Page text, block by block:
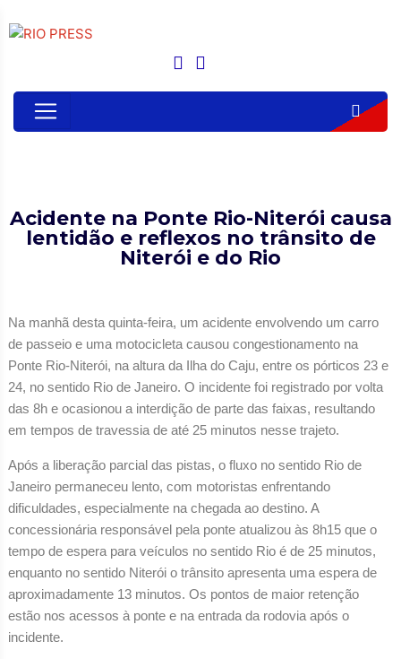
Acidente na Ponte Rio-Niterói causa
lentidão e reflexos no trânsito de
Niterói e do Rio
Na manhã desta quinta-feira, um acidente envolvendo um carro
de passeio e uma motocicleta causou congestionamento na
Ponte Rio-Niterói, na altura da Ilha do Caju, entre os pórticos 23 e
24, no sentido Rio de Janeiro. O incidente foi registrado por volta
das 8h e ocasionou a interdição de parte das faixas, resultando
em tempos de travessia de até 25 minutos nesse trajeto.
Após a liberação parcial das pistas, o fluxo no sentido Rio de
Janeiro permaneceu lento, com motoristas enfrentando
dificuldades, especialmente na chegada ao destino. A
concessionária responsável pela ponte atualizou às 8h15 que o
tempo de espera para veículos no sentido Rio é de 25 minutos,
enquanto no sentido Niterói o trânsito apresenta uma espera de
aproximadamente 13 minutos. Os pontos de maior retenção
estão nos acessos à ponte e na entrada da rodovia após o
incidente.